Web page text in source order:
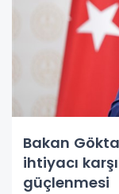
Bakan
ihtiyacı
güçlenmesi